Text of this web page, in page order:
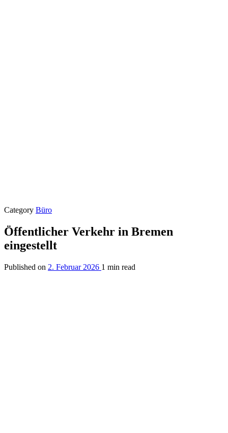
Category Büro
Öffentlicher Verkehr in Bremen
eingestellt
Published on 2. Februar 2026 1 min read